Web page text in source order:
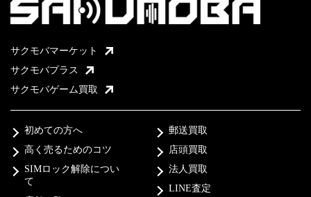
サクモバマーケット
サクモバプラス
サクモバゲーム買取
初めての方へ
高く売るためのコツ
SIMロック解除につい
て
郵送買取
店頭買取
法人買取
LINE査定